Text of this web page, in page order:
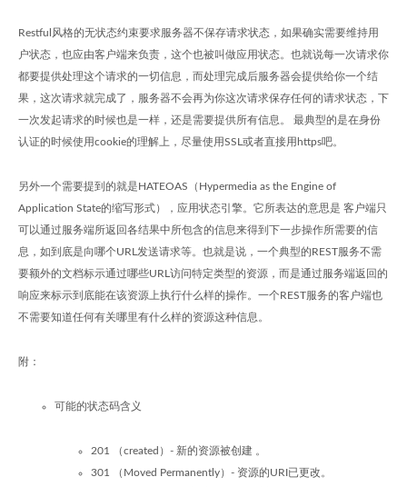
Restful风格的无状态约束要求服务器不保存请求状态，如果确实需要维持用
户状态，也应由客户端来负责，这个也被叫做应用状态。也就说每一次请求你
都要提供处理这个请求的一切信息，而处理完成后服务器会提供给你一个结
果，这次请求就完成了，服务器不会再为你这次请求保存任何的请求状态，下
一次发起请求的时候也是一样，还是需要提供所有信息。 最典型的是在身份
认证的时候使用cookie的理解上，尽量使用SSL或者直接用https吧。
另外一个需要提到的就是HATEOAS（Hypermedia as the Engine of
Application State的缩写形式），应用状态引擎。它所表达的意思是 客户端只
可以通过服务端所返回各结果中所包含的信息来得到下一步操作所需要的信
息，如到底是向哪个URL发送请求等。也就是说，一个典型的REST服务不需
要额外的文档标示通过哪些URL访问特定类型的资源，而是通过服务端返回的
响应来标示到底能在该资源上执行什么样的操作。一个REST服务的客户端也
不需要知道任何有关哪里有什么样的资源这种信息。
附：
可能的状态码含义
201 （created）- 新的资源被创建 。
301 （Moved Permanently）- 资源的URI已更改。